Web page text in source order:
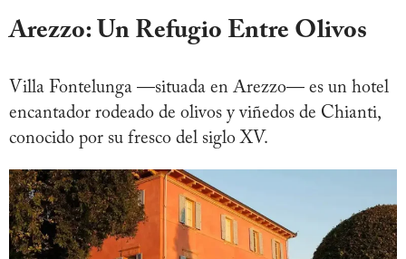
Arezzo: Un Refugio Entre Olivos
Villa Fontelunga —situada en Arezzo— es un hotel
encantador rodeado de olivos y viñedos de Chianti,
conocido por su fresco del siglo XV.